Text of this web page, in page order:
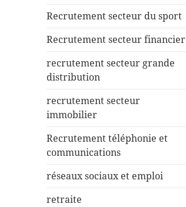
Recrutement secteur du sport
Recrutement secteur financier
recrutement secteur grande
distribution
recrutement secteur
immobilier
Recrutement téléphonie et
communications
réseaux sociaux et emploi
retraite